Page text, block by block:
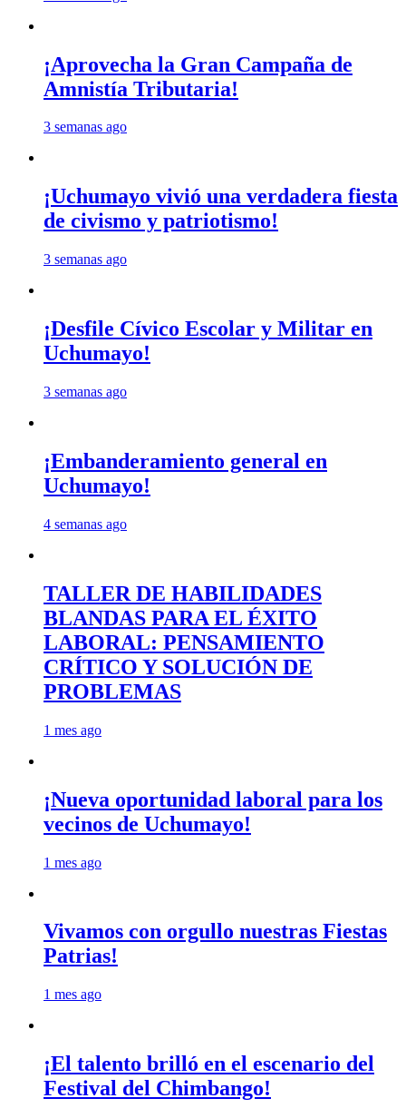
¡Aprovecha la Gran Campaña de
Amnistía Tributaria!
3 semanas ago
¡Uchumayo vivió una verdadera fiesta
de civismo y patriotismo!
3 semanas ago
¡Desfile Cívico Escolar y Militar en
Uchumayo!
3 semanas ago
¡Embanderamiento general en
Uchumayo!
4 semanas ago
TALLER DE HABILIDADES
BLANDAS PARA EL ÉXITO
LABORAL: PENSAMIENTO
CRÍTICO Y SOLUCIÓN DE
PROBLEMAS
1 mes ago
¡Nueva oportunidad laboral para los
vecinos de Uchumayo!
1 mes ago
Vivamos con orgullo nuestras Fiestas
Patrias!
1 mes ago
¡El talento brilló en el escenario del
Festival del Chimbango!